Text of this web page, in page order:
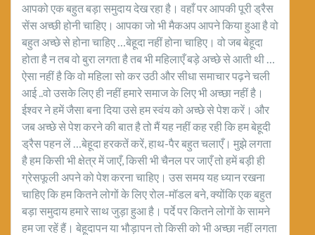
आपको एक बहुत बड़ा समुदाय देख रहा है। वहाँ पर आपकी पूरी ड्रैस
सेंस अच्छी होनी चाहिए। आपका जो भी मैकअप आपने किया हुआ है वो
बहुत अच्छे से होना चाहिए …बेहूदा नहीं होना चाहिए। वो जब बेहूदा
होता है न तब वो बुरा लगता है तब भी महिलाएँ बड़े अच्छे से आती थी …
ऐसा नहीं है कि वो महिला सो कर उठी और सीधा समाचार पढ़ने चली
आई ..वो उसके लिए ही नहीं हमारे समाज के लिए भी अच्छा नहीं है।
ईश्वर ने हमें जैसा बना दिया उसे हम स्वंय को अच्छे से पेश करें। और
जब अच्छे से पेश करने की बात है तो मैं यह नहीं कह रही कि हम बेहूदी
ड्रैस पहन लें …बेहूदा हरकतें करें, हाथ‌-पैर बहुत चलाएँ। मुझे लगता
है हम किसी भी क्षेत्र में जाएँ, किसी भी चैनल पर जाएँ तो हमें बड़ी ही
ग्रेसफूली अपने को पेश करना चाहिए। उस समय यह ध्यान रखना
चाहिए कि हम कितने लोगों के लिए रोल-मॉडल बने, क्योंकि एक बहुत
बड़ा समुदाय हमारे साथ जुड़ा हुआ है। पर्दे पर कितने लोगों के सामने
हम जा रहें हैं। बेहूदापन या भौड़ापन तो किसी को भी अच्छा नहीं लगता